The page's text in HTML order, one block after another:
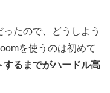
ったので、どうしよう
を使うのは初めて
るまでがハードル高